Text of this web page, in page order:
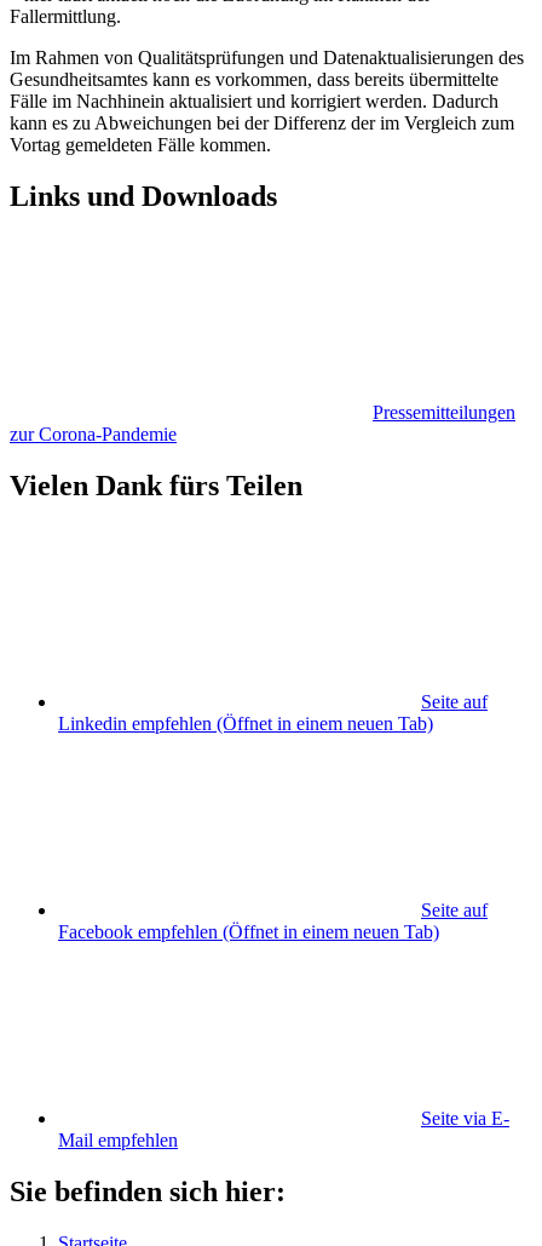
Fallermittlung.
Im Rahmen von Qualitätsprüfungen und Datenaktualisierungen des
Gesundheitsamtes kann es vorkommen, dass bereits übermittelte
Fälle im Nachhinein aktualisiert und korrigiert werden. Dadurch
kann es zu Abweichungen bei der Differenz der im Vergleich zum
Vortag gemeldeten Fälle kommen.
Links und Downloads
Pressemitteilungen
zur Corona-Pandemie
Vielen Dank fürs Teilen
Seite auf
Linkedin empfehlen (Öffnet in einem neuen Tab)
Seite auf
Facebook empfehlen (Öffnet in einem neuen Tab)
Seite via E-
Mail empfehlen
Sie befinden sich hier: